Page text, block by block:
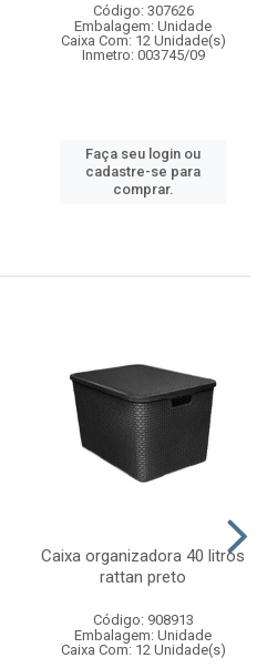
Código: 307626
Embalagem: Unidade
Caixa Com: 12 Unidade(s)
Inmetro: 003745/09
Faça seu login ou
cadastre-se para
comprar.
Caixa organizadora 40 litros
rattan preto
Código: 908913
Embalagem: Unidade
Caixa Com: 12 Unidade(s)